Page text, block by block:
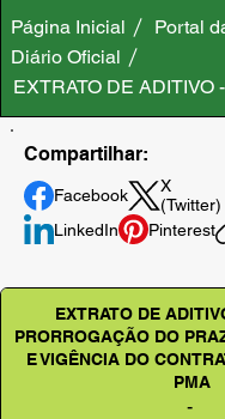
Página Inicial
Portal
Diário Oficial
EXTRATO DE ADITIVO
Compartilhar:
Facebook
X
(Twitter)
LinkedIn
Pinterest
EXTRATO DE
PRORROGAÇÃO DO
E VIGÊNCIA DO
PMA
-